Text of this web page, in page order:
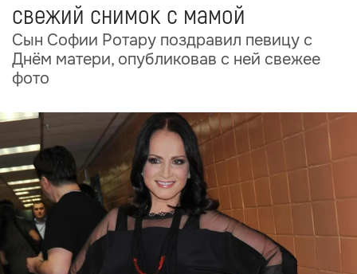
свежий снимок с мамой
Сын Софии Ротару поздравил певицу с
Днём матери, опубликовав с ней свежее
фото